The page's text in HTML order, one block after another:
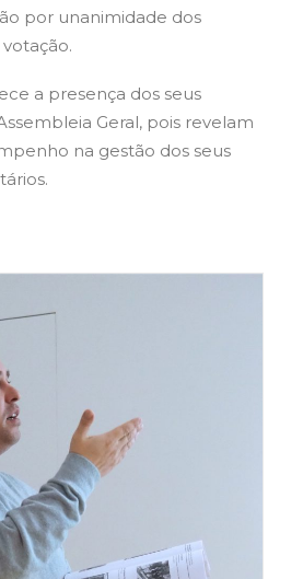
por unanimidade dos
a presença dos seus
Geral, pois revelam
na gestão dos seus